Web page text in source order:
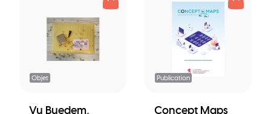
Objet
Vu Buedem,
Publication
Concept Maps